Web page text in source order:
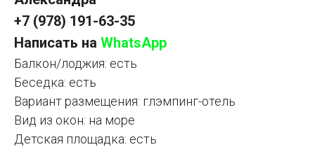
+7 (978) 191-63-35
Написать на WhatsApp
Балкон/лоджия: есть
Беседка: есть
Вариант размещения: глэмпинг-отель
Вид из окон: на море
Детская площадка: есть